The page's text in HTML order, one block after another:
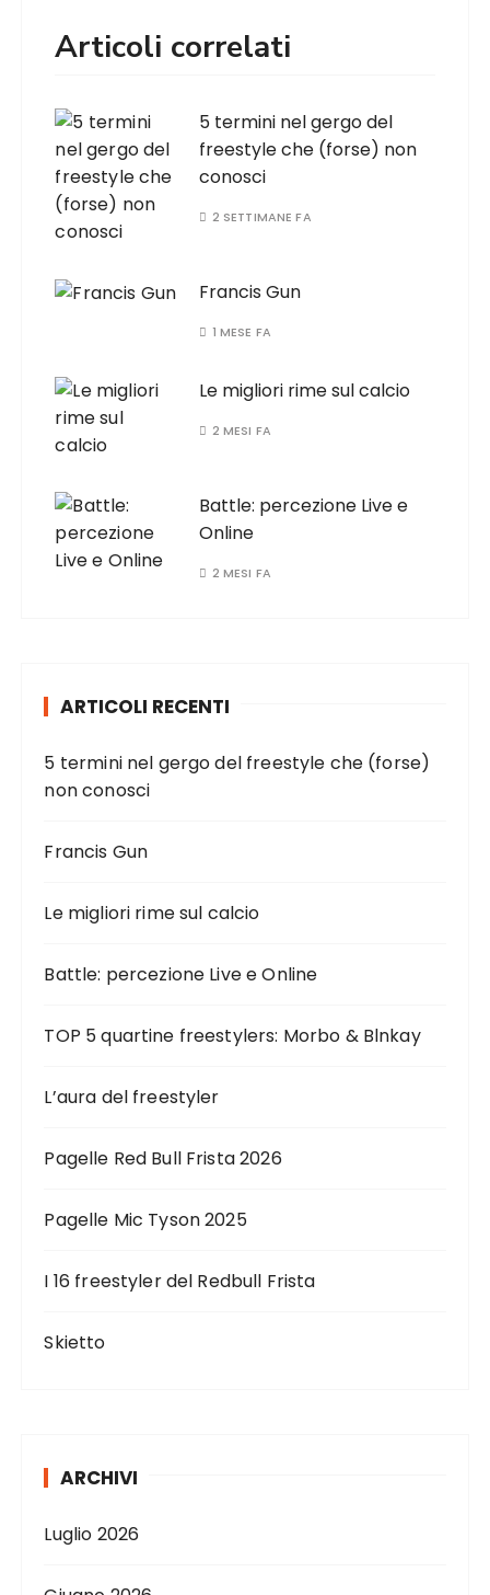
Articoli correlati
5 termini nel gergo del
freestyle che (forse) non
conosci
2 SETTIMANE FA
Francis Gun
1 MESE FA
Le migliori rime sul calcio
2 MESI FA
Battle: percezione Live e
Online
2 MESI FA
ARTICOLI RECENTI
5 termini nel gergo del freestyle che (forse)
non conosci
Francis Gun
Le migliori rime sul calcio
Battle: percezione Live e Online
TOP 5 quartine freestylers: Morbo & Blnkay
L’aura del freestyler
Pagelle Red Bull Frista 2026
Pagelle Mic Tyson 2025
I 16 freestyler del Redbull Frista
Skietto
ARCHIVI
Luglio 2026